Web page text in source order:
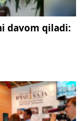
davom qiladi: